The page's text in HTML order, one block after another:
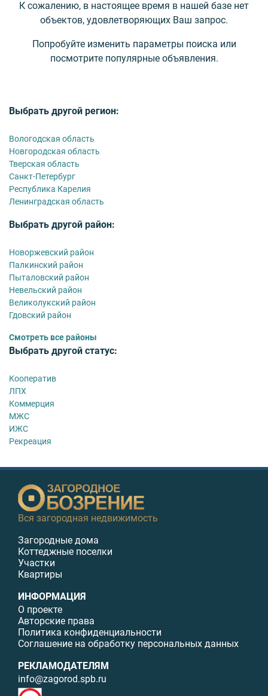
К сожалению, в настоящее время в нашей базе нет
объектов, удовлетворяющих Ваш запрос.
Попробуйте изменить параметры поиска или
посмотрите популярные объявления.
Выбрать другой регион:
Вологодская область
Новгородская область
Тверская область
Санкт-Петербург
Республика Карелия
Ленинградская область
Выбрать другой район:
Новоржевский район
Палкинский район
Пыталовский район
Невельский район
Великолукский район
Гдовский район
Смотреть все районы
Выбрать другой статус:
Кооператив
ЛПХ
Коммерция
МЖС
ИЖС
Рекреация
Вся загородная недвижимость
Загородные дома
Коттеджные поселки
Участки
Квартиры
ИНФОРМАЦИЯ
О проекте
Авторские права
Политика конфиденциальности
Соглашение на обработку персональных данных
РЕКЛАМОДАТЕЛЯМ
info@zagorod.spb.ru